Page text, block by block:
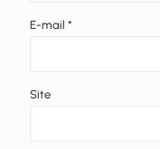
E-mail *
Site